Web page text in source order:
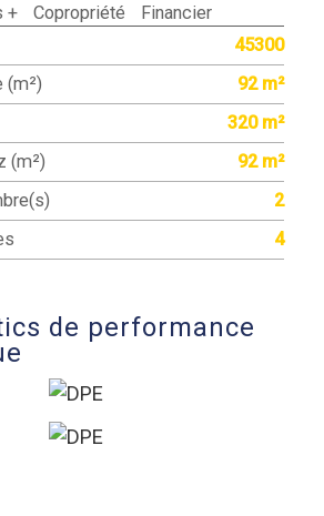
+ Copropriété
Financier
45300
(m²)
92 m²
320 m²
(m²)
92 m²
2
4
de performance